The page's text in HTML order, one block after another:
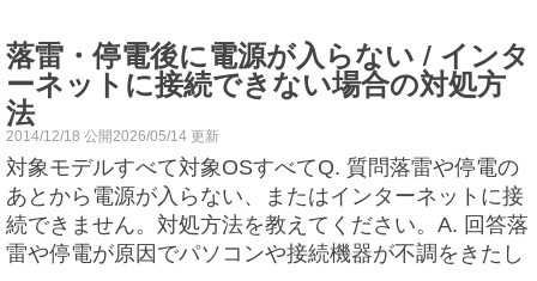
落雷・停電後に電源が入らない / インタ
ーネットに接続できない場合の対処方
法
2014/12/18 公開2026/05/14 更新
対象モデルすべて対象OSすべてQ. 質問落雷や停電の
あとから電源が入らない、またはインターネットに接
続できません。対処方法を教えてください。A. 回答落
雷や停電が原因でパソコンや接続機器が不調をきたし